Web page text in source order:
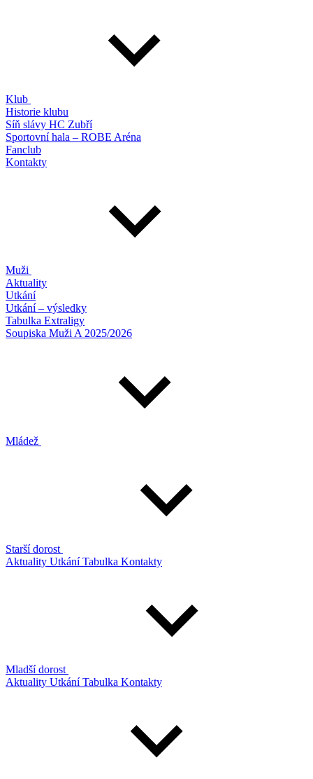
Klub
Historie klubu
Síň slávy HC Zubří
Sportovní hala – ROBE Aréna
Fanclub
Kontakty
Muži
Aktuality
Utkání
Utkání – výsledky
Tabulka Extraligy
Soupiska Muži A 2025/2026
Mládež
Starší dorost
Aktuality UtkáníTabulka Kontakty
Mladší dorost
Aktuality UtkáníTabulka Kontakty